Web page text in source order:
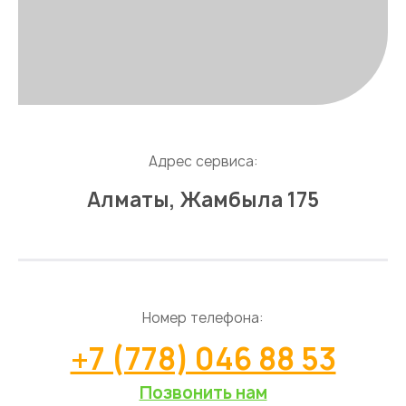
Адрес сервиса:
Алматы, Жамбыла 175
Номер телефона:
+7 (778) 046 88 53
Позвонить нам